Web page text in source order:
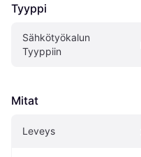
Tyyppi
Sähkötyökalun
Tyyppiin
Mitat
Leveys